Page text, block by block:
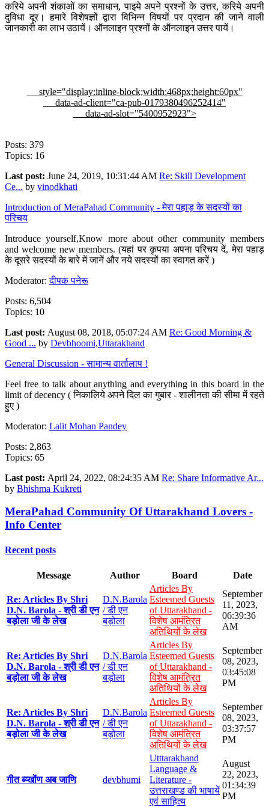
करिये अपनी शंकाओं का समाधान, पाइये अपने प्रश्नों के उत्तर, करिये अपनी
दुविधा दूर। हमारे विशेषज्ञों द्वारा विभिन्न विषयों पर प्रदान की जाने वाली
जानकारी का लाभ उठायें। ऑनलाइन प्रश्नों के ऑनलाइन उत्तर पायें।
style="display:inline-block;width:468px;height:60px"
data-ad-client="ca-pub-0179380496252414"
data-ad-slot="5400952923">
Posts: 379
Topics: 16
Last post: June 24, 2019, 10:31:44 AM Re: Skill Development
Ce... by vinodkhati
Introduction of MeraPahad Community - मेरा पहाड़ के सदस्यों का
परिचय
Introduce yourself,Know more about other community members
and welcome new members. (यहां पर कृपया अपना परिचय दें, मेरा पहाड़
के दूसरे सदस्यों के बारे में जानें और नये सदस्यों का स्वागत करें )
Moderator:दीपक पनेरू
Posts: 6,504
Topics: 10
Last post: August 08, 2018, 05:07:24 AM Re: Good Morning &
Good ... by Devbhoomi,Uttarakhand
General Discussion - सामान्य वार्तालाप !
Feel free to talk about anything and everything in this board in the
limit of decency ( निकालिये अपने दिल का गुबार - शालीनता की सीमा में रहते
हुए )
Moderator: Lalit Mohan Pandey
Posts: 2,863
Topics: 65
Last post: April 24, 2022, 08:24:35 AM Re: Share Informative Ar...
by Bhishma Kukreti
MeraPahad Community Of Uttarakhand Lovers -
Info Center
Recent posts
Message Author Board Date
Re: Articles By Shri
D.N. Barola - श्री डी एन
बड़ोला जी के लेख
D.N.Barola
/ डी एन
बड़ोला
Articles By
Esteemed Guests
of Uttarakhand -
विशेष आमंत्रित
अतिथियों के लेख
September
11, 2023,
06:39:36
AM
Re: Articles By Shri
D.N. Barola - श्री डी एन
बड़ोला जी के लेख
D.N.Barola
/ डी एन
बड़ोला
Articles By
Esteemed Guests
of Uttarakhand -
विशेष आमंत्रित
अतिथियों के लेख
September
08, 2023,
03:45:08
PM
Re: Articles By Shri
D.N. Barola - श्री डी एन
बड़ोला जी के लेख
D.N.Barola
/ डी एन
बड़ोला
Articles By
Esteemed Guests
of Uttarakhand -
विशेष आमंत्रित
अतिथियों के लेख
September
08, 2023,
03:37:57
PM
गीत ब्य्खोंण अब जाणि devbhumi
Utttarakhand
Language &
Literature -
उत्तराखण्ड की भाषायें
एवं साहित्य
August
22, 2023,
01:34:39
PM